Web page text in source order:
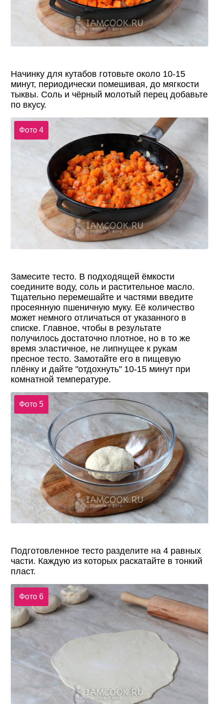
Начинку для кутабов готовьте около 10-15
минут, периодически помешивая, до мягкости
тыквы. Соль и чёрный молотый перец добавьте
по вкусу.
Фото 4
Замесите тесто. В подходящей ёмкости
соедините воду, соль и растительное масло.
Тщательно перемешайте и частями введите
просеянную пшеничную муку. Её количество
может немного отличаться от указанного в
списке. Главное, чтобы в результате
получилось достаточно плотное, но в то же
время эластичное, не липнущее к рукам
пресное тесто. Замотайте его в пищевую
плёнку и дайте "отдохнуть" 10-15 минут при
комнатной температуре.
Фото 5
Подготовленное тесто разделите на 4 равных
части. Каждую из которых раскатайте в тонкий
пласт.
Фото 6